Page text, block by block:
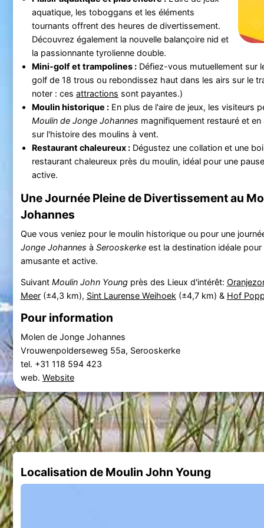
aquatique, les toboggans et les éléments
tournants offrent des heures de divertissement.
Découvrez également la nouvelle balançoire nid et
la passionnante tyrolienne double.
Mini-golf et trampolines :Défiez-vous mutuellement sur
golf de 18 trous ou rebondissez haut dans les airs sur le
noter : ces attractions sont payantes.)
Moulin historique :En plus de l'aire de jeux, les visiteurs
Moulin de Jonge Johannes magnifiquement restauré et
sur l'histoire des moulins à vent.
Restaurant chaleureux :Dégustez une collation et une
restaurant chaleureux près du moulin, idéal pour une
active.
Une Journée Pleine de Divertissement au
Johannes
Que vous veniez pour le moulin historique ou pour une
Jonge Johannes à Serooskerkeest la destination idéale pour
amusante et active.
Suivant Moulin John Youngprès des Lieux d'intérêt:
Meer(±4,3 km), Sint Laurense Weihoek (±4,7 km) & Hof
Pour information
Molen de Jonge Johannes
Vrouwenpolderseweg 55a, Serooskerke
tel. +31 118 594 423
web. Website
Localisation de Moulin John Young